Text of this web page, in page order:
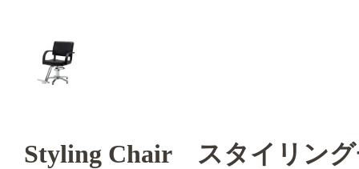
Styling Chair スタイリン